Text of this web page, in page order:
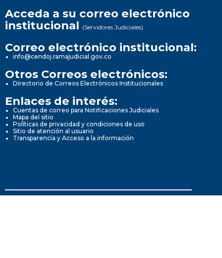
Acceda a su correo electrónico
institucional (Servidores Judiciales)
Correo electrónico institucional:
info@cendoj.ramajudicial.gov.co
Otros Correos electrónicos:
Directorio de Correos Electrónicos Institucionales
Enlaces de interés:
Cuentas de correo para Notificaciones Judiciales
Mapa del sitio
Políticas de privacidad y condiciones de uso
Sitio de atención al usuario
Transparencia y Acceso a la información